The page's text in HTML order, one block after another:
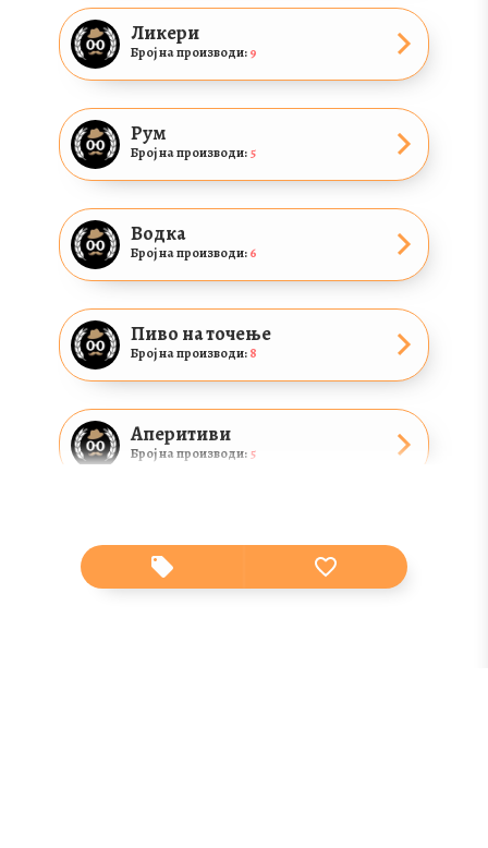
Ликери
Број на производи:9
Рум
Број на производи:5
Водка
Број на производи:6
Пиво на точење
Број на производи:8
Аперитиви
Број на производи:5
Број на производи: